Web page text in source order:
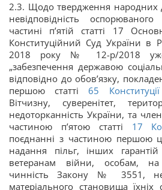
2.3. Щодо твердження народних
невідповідність
частині п’ятій статті 17
Конституційний Суд України в
2018 року № 12-р/2018
„забезпечення державою
відповідно до обов’язку,
першою статті 65
Вітчизну, суверенітет,
недоторканність України, та
частиною п’ятою статті 17
поєднанні з частиною першою
надання пільг, інших гарантій
ветеранам війни, особам,
чинність Закону № 3551,
матеріального становища